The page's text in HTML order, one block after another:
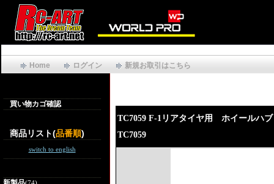
Home ログイン 新規お取引はこちら
買い物カゴ確認
商品リスト(品番順)
switch to english
TC7059 F-1リアタイヤ用 ホイールハ
TC7059